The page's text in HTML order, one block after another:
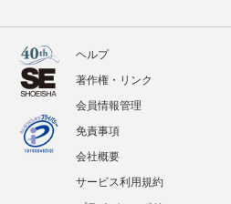
ヘルプ
著作権・リンク
会員情報管理
免責事項
会社概要
サービス利用規約